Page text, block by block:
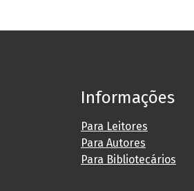
Informações
Para Leitores
Para Autores
Para Bibliotecários